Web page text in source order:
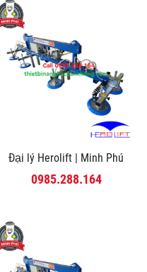
Đại lý Herolift | Minh Phú
0985.288.164